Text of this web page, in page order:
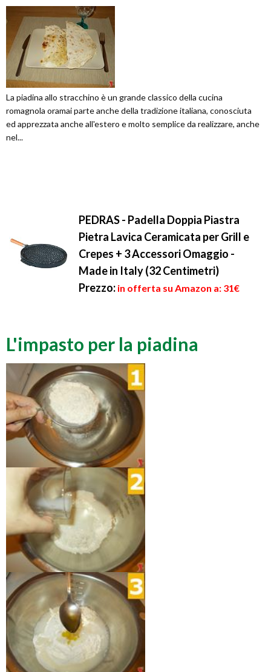
La piadina allo stracchino è un grande classico della cucina
romagnola oramai parte anche della tradizione italiana, conosciuta
ed apprezzata anche all'estero e molto semplice da realizzare, anche
nel...
PEDRAS - Padella Doppia Piastra
Pietra Lavica Ceramicata per Grill e
Crepes + 3 Accessori Omaggio -
Made in Italy (32 Centimetri)
Prezzo: in offerta su Amazon a: 31€
L'impasto per la piadina